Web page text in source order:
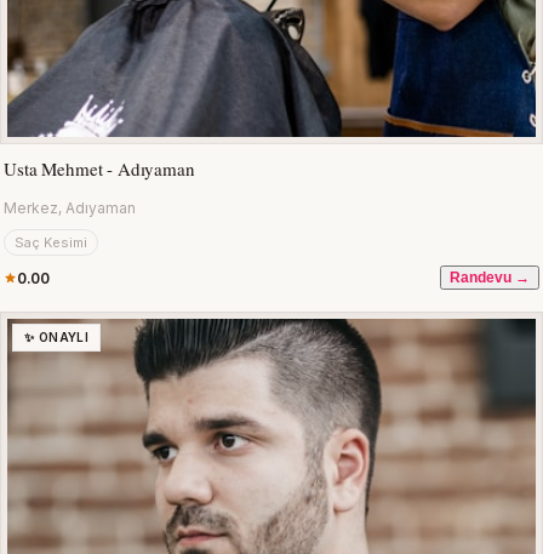
Usta Mehmet - Adıyaman
Merkez, Adıyaman
Saç Kesimi
0.00 Randevu →
✨ ONAYLI